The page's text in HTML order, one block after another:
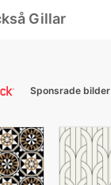
Gillar
Sponsrade bilder